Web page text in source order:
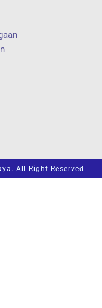
All Right Reserved.